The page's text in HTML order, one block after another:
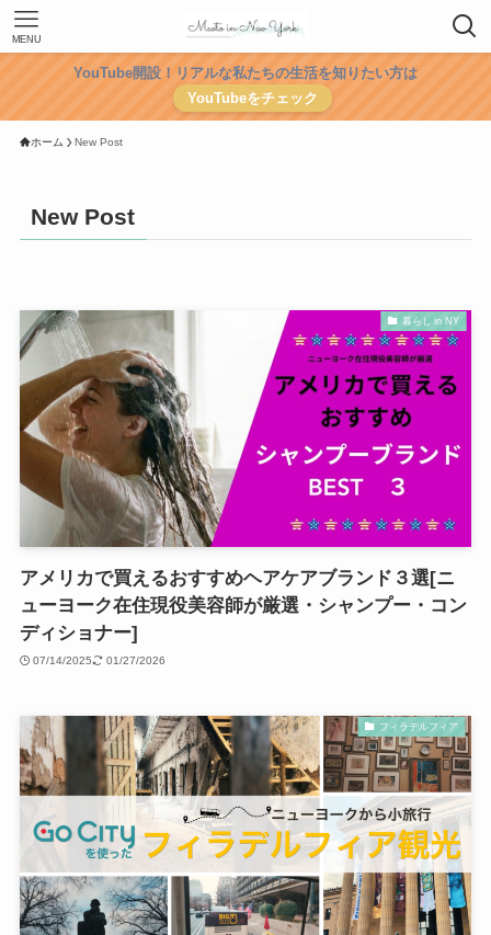
MENU
YouTube開設！リアルな私たちの生活を知りたい方は
YouTubeをチェック
ホーム New Post
New Post
暮らし in NY
アメリカで買えるおすすめヘアケアブランド３選[ニ
ューヨーク在住現役美容師が厳選・シャンプー・コン
ディショナー]
07/14/2025 01/27/2026
フィラデルフィア